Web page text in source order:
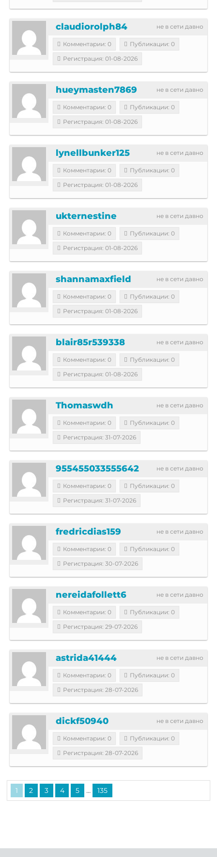
не в сети давно
claudiorolph84
Комментарии: 0
Публикации: 0
Регистрация: 01-08-2026
не в сети давно
hueymasten7869
Комментарии: 0
Публикации: 0
Регистрация: 01-08-2026
не в сети давно
lynellbunker125
Комментарии: 0
Публикации: 0
Регистрация: 01-08-2026
не в сети давно
ukternestine
Комментарии: 0
Публикации: 0
Регистрация: 01-08-2026
не в сети давно
shannamaxfield
Комментарии: 0
Публикации: 0
Регистрация: 01-08-2026
не в сети давно
blair85r539338
Комментарии: 0
Публикации: 0
Регистрация: 01-08-2026
не в сети давно
Thomaswdh
Комментарии: 0
Публикации: 0
Регистрация: 31-07-2026
не в сети давно
955455033555642
Комментарии: 0
Публикации: 0
Регистрация: 31-07-2026
не в сети давно
fredricdias159
Комментарии: 0
Публикации: 0
Регистрация: 30-07-2026
не в сети давно
nereidafollett6
Комментарии: 0
Публикации: 0
Регистрация: 29-07-2026
не в сети давно
astrida41444
Комментарии: 0
Публикации: 0
Регистрация: 28-07-2026
не в сети давно
dickf50940
Комментарии: 0
Публикации: 0
Регистрация: 28-07-2026
1 2 3 4 5 ... 135